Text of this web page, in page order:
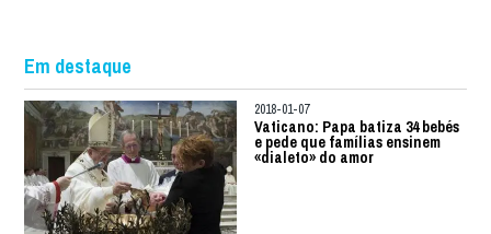
Em destaque
2018-01-07
Vaticano: Papa batiza 34 bebés
e pede que famílias ensinem
«dialeto» do amor